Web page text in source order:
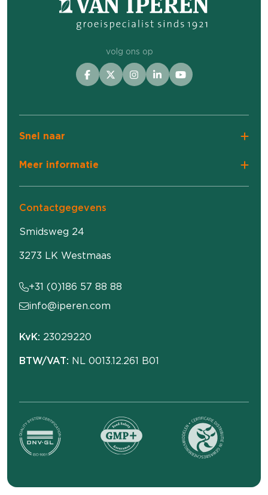
hiervan moet al via het loof opgenomen zijn,
zorgt kali ervoor dat het loof langer vitaal
blijft, wat weer ten goede komt aan de
voor dat de plant geen tekort heeft aan
zowel stikstof als kali.
volg ons op
Snel naar
Meer informatie
Contactgegevens
Smidsweg 24
3273 LK Westmaas
KvK: 23029220
BTW/VAT: NL 0013.12.261 B01
+31 (0)186 57 88 88
info@iperen.com